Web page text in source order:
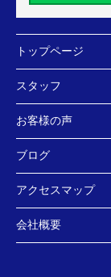
トップページ
スタッフ
お客様の声
ブログ
アクセスマップ
会社概要